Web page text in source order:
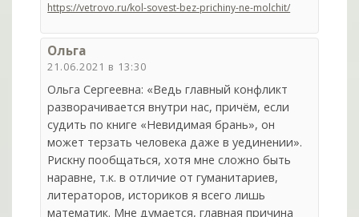
https://vetrovo.ru/kol-sovest-bez-prichiny-ne-molchit/
Ольга
21.06.2021 в 13:30
Ольга Сергеевна: «Ведь главный конфликт
разворачивается внутри нас, причём, если
судить по книге «Невидимая брань», он
может терзать человека даже в уединении».
Рискну пообщаться, хотя мне сложно быть
наравне, т.к. в отличие от гуманитариев,
литераторов, историков я всего лишь
математик. Мне думается, главная причина